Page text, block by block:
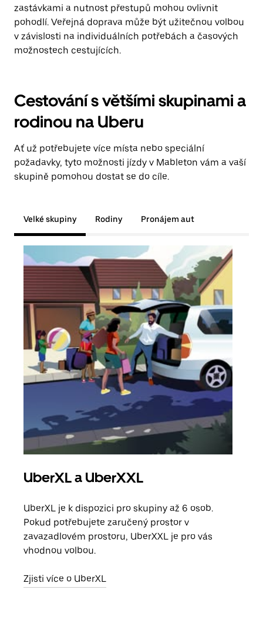
zastávkami a nutnost přestupů mohou ovlivnit
pohodlí. Veřejná doprava může být užitečnou volbou
v závislosti na individuálních potřebách a časových
možnostech cestujících.
Cestování s většími skupinami a
rodinou na Uberu
Ať už potřebujete více místa nebo speciální
požadavky, tyto možnosti jízdy v Mableton vám a vaší
skupině pomohou dostat se do cíle.
Velké skupiny Rodiny Pronájem aut
UberXL a UberXXL
UberXL je k dispozici pro skupiny až 6 osob.
Pokud potřebujete zaručený prostor v
zavazadlovém prostoru, UberXXL je pro vás
vhodnou volbou.
Zjisti více o UberXL